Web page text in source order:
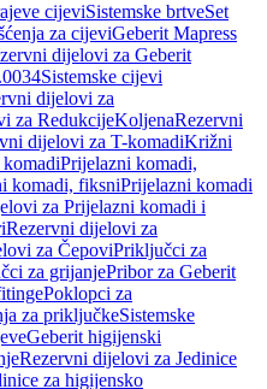
cijeviSistemske brtveSet
za cijeviGeberit Mapress
dijelovi za Geberit
Sistemske cijevi
dijelovi za
za RedukcijeKoljenaRezervni
dijelovi za T-komadiKrižni
Prijelazni komadi,
komadi, fiksniPrijelazni komadi
za Prijelazni komadi i
Rezervni dijelovi za
za ČepoviPriključci za
za grijanjePribor za Geberit
Poklopci za
za priključkeSistemske
Geberit higijenski
Rezervni dijelovi za Jedinice
za higijensko